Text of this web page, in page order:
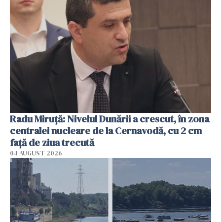
Radu Miruţă: Nivelul Dunării a crescut, în zona
centralei nucleare de la Cernavodă, cu 2 cm
faţă de ziua trecută
04 AUGUST 2026